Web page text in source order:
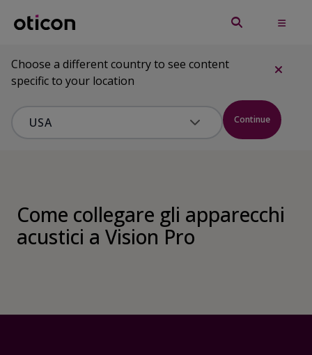
Choose a different country to see content
specific to your location
Continue
Come collegare gli apparecchi
acustici a Vision Pro